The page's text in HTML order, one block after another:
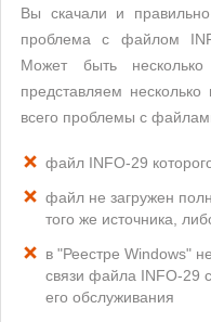
Вы скачали и
проблема с файлом
Может быть
представляем
всего проблемы с
файл INFO-29
файл не загружен
того же источника,
в "Реестре Windows"
связи файла INFO-29
его обслуживания